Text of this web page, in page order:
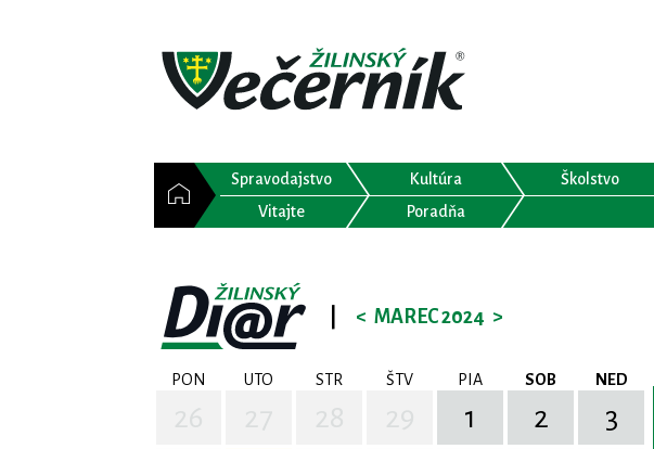
Spravodajstvo Kultúra Školstvo
Vitajte
Poradňa
< MAREC 2024 >
PON UTO STR ŠTV PIA SOB NED
1 2
3